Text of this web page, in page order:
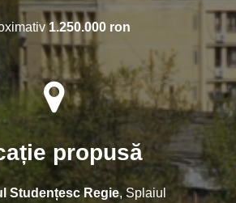
1.250.000 ron
propusă
Studențesc Regie, Splaiul